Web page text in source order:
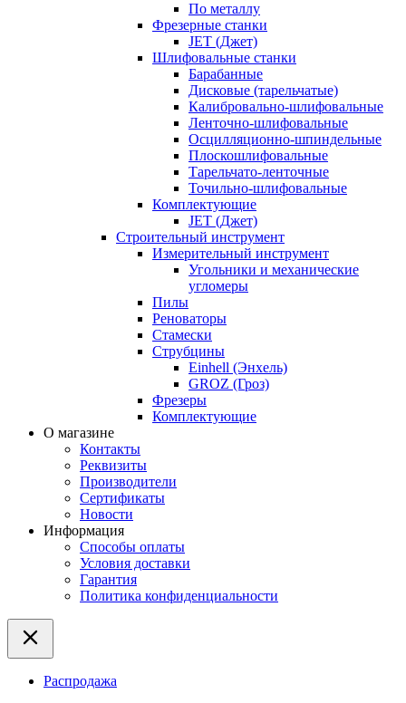
По металлу
Фрезерные станки
JET (Джет)
Шлифовальные станки
Барабанные
Дисковые (тарельчатые)
Калибровально-шлифовальные
Ленточно-шлифовальные
Осцилляционно-шпиндельные
Плоскошлифовальные
Тарельчато-ленточные
Точильно-шлифовальные
Комплектующие
JET (Джет)
Строительный инструмент
Измерительный инструмент
Угольники и механические
угломеры
Пилы
Реноваторы
Стамески
Струбцины
Einhell (Энхель)
GROZ (Гроз)
Фрезеры
Комплектующие
О магазине
Контакты
Реквизиты
Производители
Сертификаты
Новости
Информация
Способы оплаты
Условия доставки
Гарантия
Политика конфиденциальности
Распродажа